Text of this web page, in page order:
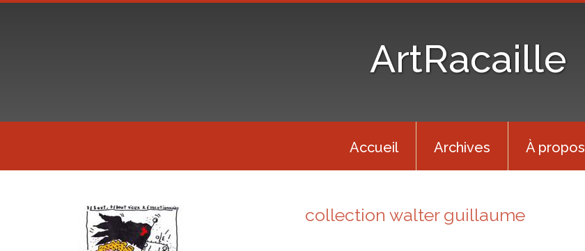
ArtRacaille
Accueil Archives À propos
collection walter guillaume